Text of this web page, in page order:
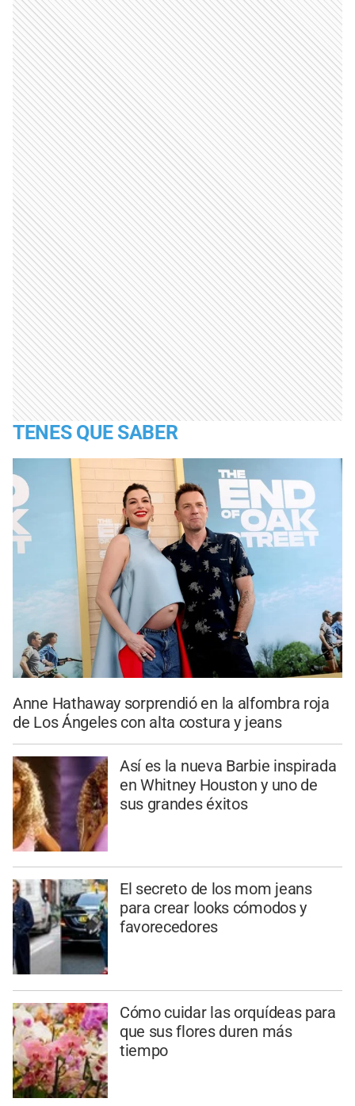
TENES QUE SABER
Anne Hathaway sorprendió en la alfombra roja
de Los Ángeles con alta costura y jeans
Así es la nueva Barbie inspirada
en Whitney Houston y uno de
sus grandes éxitos
El secreto de los mom jeans
para crear looks cómodos y
favorecedores
Cómo cuidar las orquídeas para
que sus flores duren más
tiempo